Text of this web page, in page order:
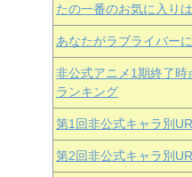
たの一番のお気に入り
あなたがラブライバー
非公式アニメ1期終了
ランキング
第1回非公式キャラ別
第2回非公式キャラ別